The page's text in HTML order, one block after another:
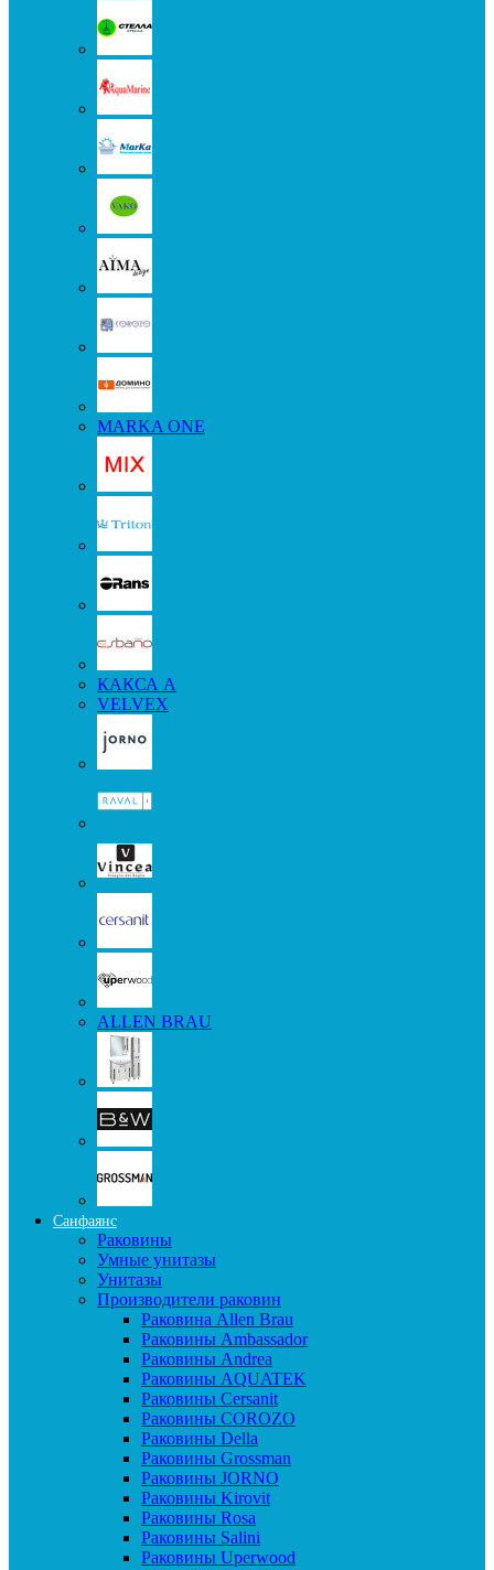
MARKA ONE
КАКСА А
VELVEX
ALLEN BRAU
Санфаянс
Раковины
Умные унитазы
Унитазы
Производители раковин
Раковина Allen Brau
Раковины Ambassador
Раковины Andrea
Раковины AQUATEK
Раковины Cersanit
Раковины COROZO
Раковины Della
Раковины Grossman
Раковины JORNO
Раковины Kirovit
Раковины Rosa
Раковины Salini
Раковины Uperwood